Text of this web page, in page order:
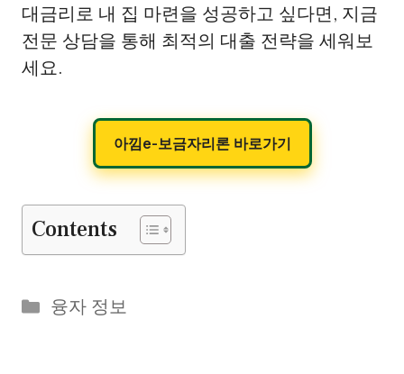
대금리로 내 집 마련을 성공하고 싶다면, 지금
전문 상담을 통해 최적의 대출 전략을 세워보
세요.
아낌e-보금자리론 바로가기
Contents
Categories
융자 정보